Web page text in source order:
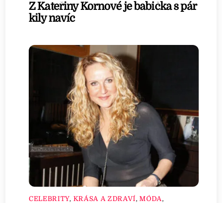
Z Kateřiny Kornové je babička s pár
kily navíc
CELEBRITY, KRÁSA A ZDRAVÍ,MÓDA,